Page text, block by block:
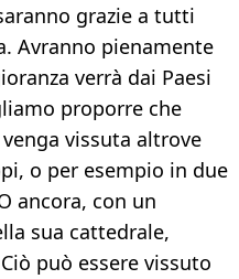
grazie a tutti
Avranno pienamente
verrà dai Paesi
proporre che
vissuta altrove
o per esempio in due
ancora, con un
sua cattedrale,
può essere vissuto